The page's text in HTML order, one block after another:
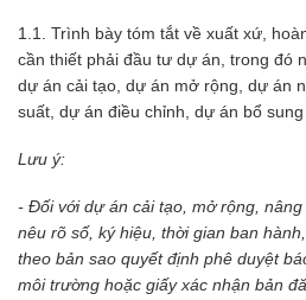
1.1. Trình bày tóm tắt về xuất xứ,
cần thiết phải đầu tư dự án, trong đó
dự án cải tạo, dự án mở rộng, dự án
suất, dự án điều chỉnh, dự án bổ
Lưu ý:
- Đối với dự án cải tạo, mở rộng,
nêu rõ số, ký hiệu, thời gian ban
theo bản sao quyết định phê duyệt
môi trường hoặc giấy xác nhận bản